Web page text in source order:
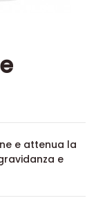
e attenua la
e